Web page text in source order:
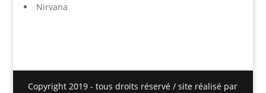
Nirvana
Copyright 2019 - tous droits réservé / site réalisé par